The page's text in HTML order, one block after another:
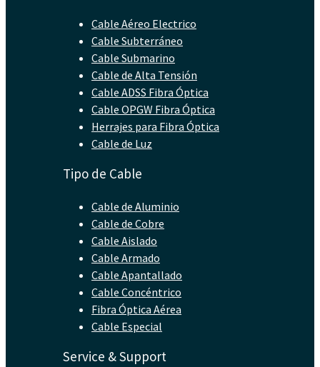
Cable Aéreo Electrico
Cable Subterráneo
Cable Submarino
Cable de Alta Tensión
Cable ADSS Fibra Óptica
Cable OPGW Fibra Óptica
Herrajes para Fibra Óptica
Cable de Luz
Tipo de Cable
Cable de Aluminio
Cable de Cobre
Cable Aislado
Cable Armado
Cable Apantallado
Cable Concéntrico
Fibra Óptica Aérea
Cable Especial
Service & Support